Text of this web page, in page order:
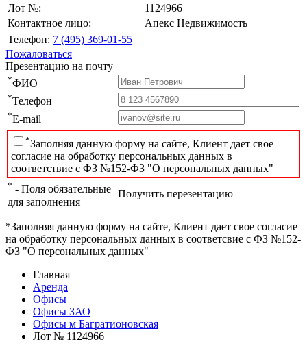
Лот №:
1124966
Контактное лицо:
Апекс Недвижимость
Телефон: 7 (495) 369-01-55
Пожаловаться
Презентацию на почту
*ФИО
*Телефон
*E-mail
*Заполняя данную форму на сайте, Клиент дает свое
согласие на обработку персональных данных в
соответствие с ФЗ №152-ФЗ "О персональных данных"
* - Поля обязательные
для заполнения
Получить перезентацию
*Заполняя данную форму на сайте, Клиент дает свое согласие
на обработку персональных данных в соответсвие с ФЗ №152-
ФЗ "О персональных данных"
Главная
Аренда
Офисы
Офисы ЗАО
Офисы м Багратионовская
Лот № 1124966